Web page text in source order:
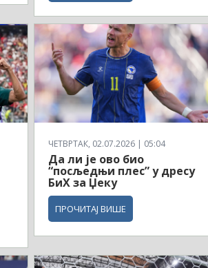
ЧЕТВРТАК, 02.07.2026 | 05:04
Да ли је ово био
“посљедњи плес” у дресу
БиХ за Џеку
ПРОЧИТАЈ ВИШЕ